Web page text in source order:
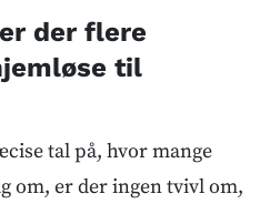
der flere
til
tal på, hvor mange
om, er der ingen tvivl om,